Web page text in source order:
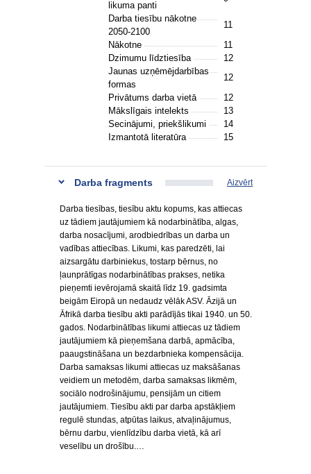
likuma panti
Darba tiesību nākotne
2050-2100
11
Nākotne
11
Dzimumu līdztiesība
12
Jaunas uzņēmējdarbības
formas
12
Privātums darba vietā
12
Mākslīgais intelekts
13
Secinājumi, priekšlikumi
14
Izmantotā literatūra
15
Darba fragments Aizvērt
Darba tiesības, tiesību aktu kopums, kas attiecas
uz tādiem jautājumiem kā nodarbinātība, algas,
darba nosacījumi, arodbiedrības un darba un
vadības attiecības. Likumi, kas paredzēti, lai
aizsargātu darbiniekus, tostarp bērnus, no
ļaunprātīgas nodarbinātības prakses, netika
pieņemti ievērojamā skaitā līdz 19. gadsimta
beigām Eiropā un nedaudz vēlāk ASV. Āzijā un
Āfrikā darba tiesību akti parādījās tikai 1940. un 50.
gados. Nodarbinātības likumi attiecas uz tādiem
jautājumiem kā pieņemšana darbā, apmācība,
paaugstināšana un bezdarbnieka kompensācija.
Darba samaksas likumi attiecas uz maksāšanas
veidiem un metodēm, darba samaksas likmēm,
sociālo nodrošinājumu, pensijām un citiem
jautājumiem. Tiesību akti par darba apstākļiem
regulē stundas, atpūtas laikus, atvaļinājumus,
bērnu darbu, vienlīdzību darba vietā, kā arī
veselību un drošību.…